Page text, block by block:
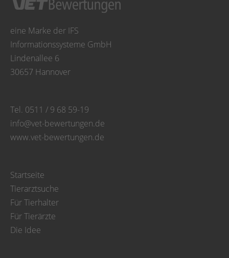
eine Marke der IFS
Informationssysteme GmbH
Lindenallee 6
30657 Hannover
Tel. 0511 / 9 68 59-19
info@vet-bewertungen.de
www.vet-bewertungen.de
Startseite
Tierarztsuche
Für Tierhalter
Für Tierärzte
Die Idee